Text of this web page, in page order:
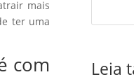
mais
ter uma
com Leia